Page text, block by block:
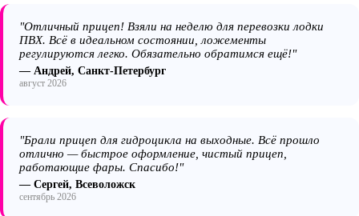
"Отличный прицеп! Взяли на неделю для перевозки лодки
ПВХ. Всё в идеальном состоянии, ложементы
регулируются легко. Обязательно обратимся ещё!"
— Андрей, Санкт-Петербург
август 2026
"Брали прицеп для гидроцикла на выходные. Всё прошло
отлично — быстрое оформление, чистый прицеп,
работающие фары. Спасибо!"
— Сергей, Всеволожск
сентябрь 2026